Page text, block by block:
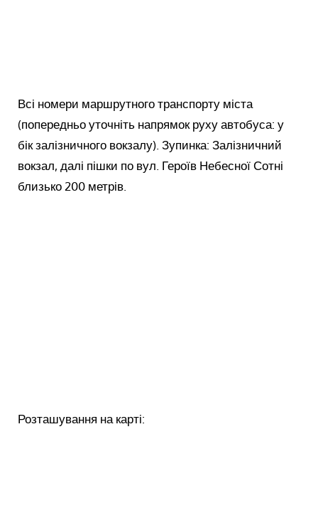
Всі номери маршрутного транспорту міста
(попередньо уточніть напрямок руху автобуса: у
бік залізничного вокзалу). Зупинка: Залізничний
вокзал, далі пішки по вул. Героїв Небесної Сотні
близько 200 метрів.
Розташування на карті: